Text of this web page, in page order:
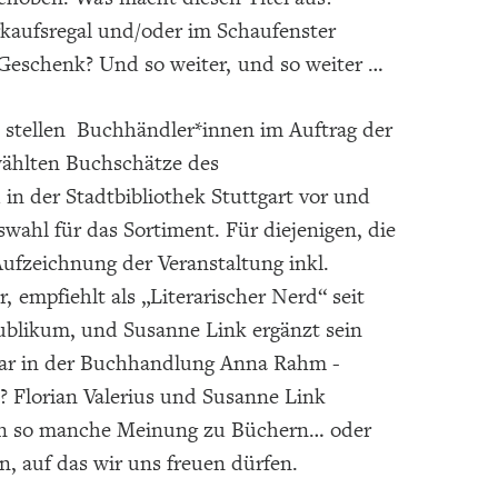
und/oder im Schaufenster
Und so weiter, und so weiter …
Buchhändler*innen im Auftrag der
Buchschätze des
der Stadtbibliothek Stuttgart vor und
für das Sortiment. Für diejenigen, die
der Veranstaltung inkl.
empfiehlt als „Literarischer Nerd“ seit
und Susanne Link ergänzt sein
in der Buchhandlung Anna Rahm -
Florian Valerius und Susanne Link
so manche Meinung zu Büchern… oder
auf das wir uns freuen dürfen.